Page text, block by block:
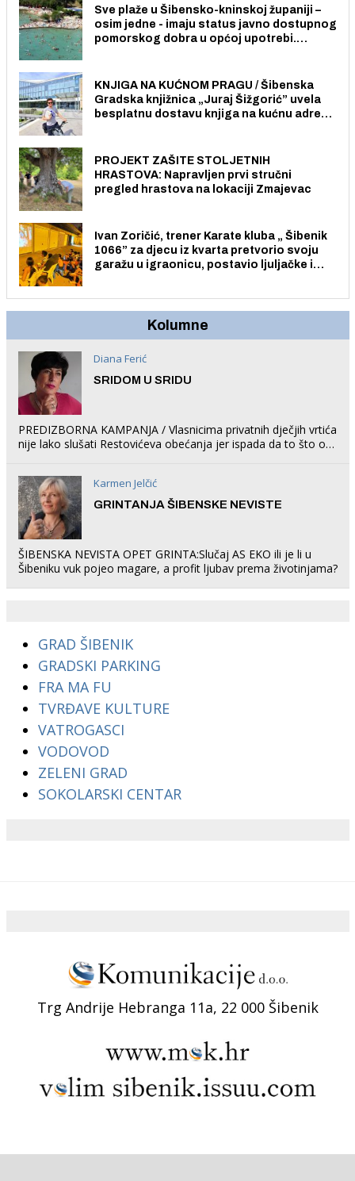
Sve plaže u Šibensko-kninskoj županiji –
osim jedne - imaju status javno dostupnog
pomorskog dobra u općoj upotrebi.
KNJIGA NA KUĆNOM PRAGU / Šibenska
Gradska knjižnica „Juraj Šižgorić” uvela
besplatnu dostavu knjiga na kućnu adresu
PROJEKT ZAŠITE STOLJETNIH
HRASTOVA: Napravljen prvi stručni
pregled hrastova na lokaciji Zmajevac
Ivan Zoričić, trener Karate kluba „ Šibenik
1066” za djecu iz kvarta pretvorio svoju
garažu u igraonicu, postavio ljuljačke i
Kolumne
Diana Ferić
SRIDOM U SRIDU
PREDIZBORNA KAMPANJA / Vlasnicima privatnih dječjih vrtića
nije lako slušati Restovićeva obećanja jer ispada da to što oni
Karmen Jelčić
GRINTANJA ŠIBENSKE NEVISTE
ŠIBENSKA NEVISTA OPET GRINTA:Slučaj AS EKO ili je li u
Šibeniku vuk pojeo magare, a profit ljubav prema životinjama?
GRAD ŠIBENIK
GRADSKI PARKING
FRA MA FU
TVRĐAVE KULTURE
VATROGASCI
VODOVOD
ZELENI GRAD
SOKOLARSKI CENTAR
Trg Andrije Hebranga 11a, 22 000 Šibenik